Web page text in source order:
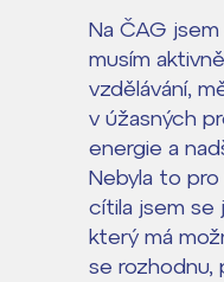
Na ČAG
musím
vzdělávání,
v úžasných
energie a
Nebyla to pro
cítila jsem se
který má
se rozhodnu,
Lidé často
Proč se stát žákem
Proč se stát
Kontakt